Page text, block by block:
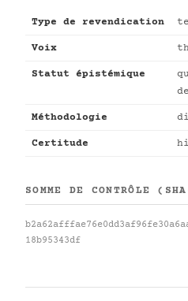
Type de revendication
Voix
Statut épistémique
Méthodologie
Certitude
SOMME DE CONTRÔLE
18b95343df